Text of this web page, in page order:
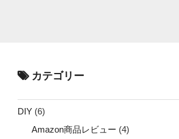
カテゴリー
DIY (6)
Amazon商品レビュー (4)